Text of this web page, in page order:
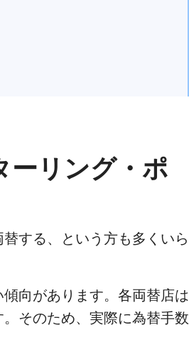
ーリング・ポ
する、という方も多くいら
向があります。各両替店は
そのため、実際に為替手数